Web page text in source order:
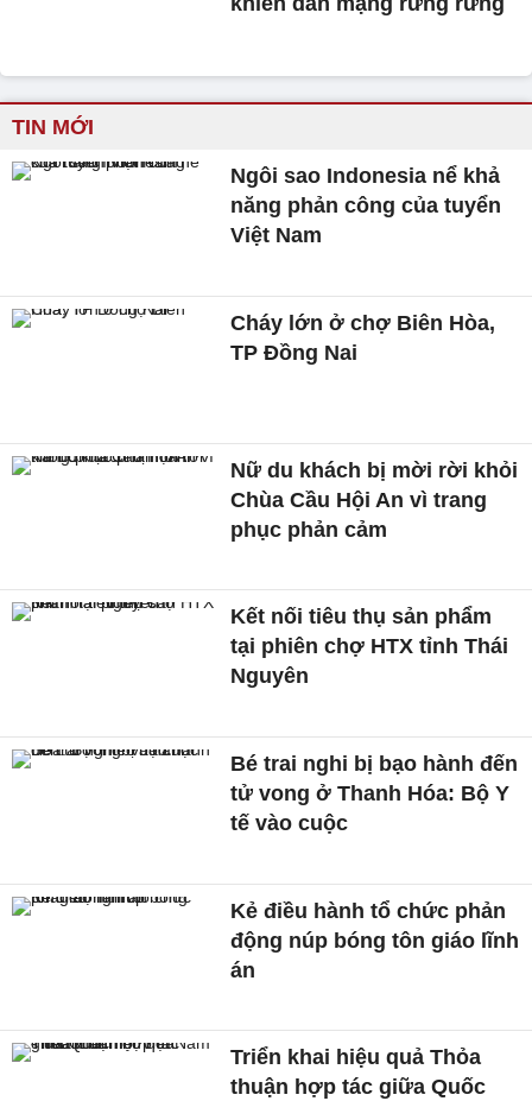
TIN MỚI
Ngôi sao Indonesia nể khả
năng phản công của tuyển
Việt Nam
Cháy lớn ở chợ Biên Hòa,
TP Đồng Nai
Nữ du khách bị mời rời khỏi
Chùa Cầu Hội An vì trang
phục phản cảm
Kết nối tiêu thụ sản phẩm
tại phiên chợ HTX tỉnh Thái
Nguyên
Bé trai nghi bị bạo hành đến
tử vong ở Thanh Hóa: Bộ Y
tế vào cuộc
Kẻ điều hành tổ chức phản
động núp bóng tôn giáo lĩnh
án
Triển khai hiệu quả Thỏa
thuận hợp tác giữa Quốc